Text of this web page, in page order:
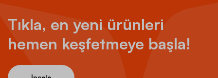
Tıkla, en yeni ürünleri
hemen keşfetmeye başla!